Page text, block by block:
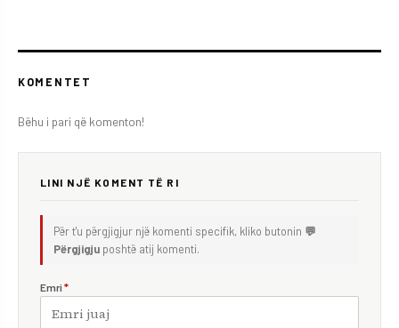
KOMENTET
Bëhu i pari që komenton!
LINI NJË KOMENT TË RI
Për t'u përgjigjur një komenti specifik, kliko butonin 💬
Përgjigju poshtë atij komenti.
Emri *